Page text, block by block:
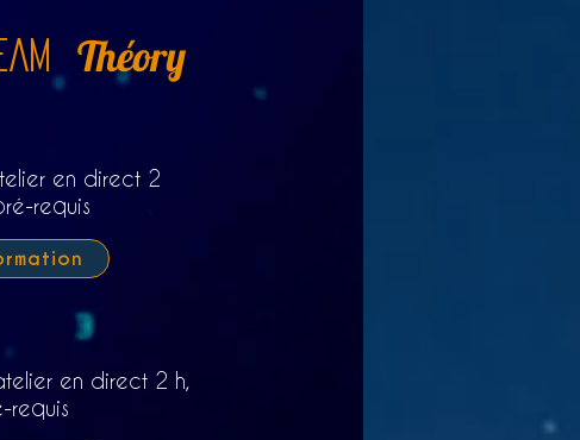
Théory
en direct 2
requis
en direct 2 h,
requis